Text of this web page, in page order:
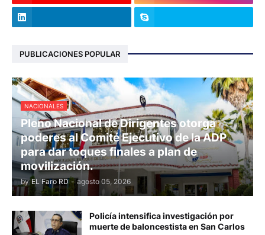
PUBLICACIONES POPULAR
NACIONALES
Pleno Nacional de Dirigentes otorga
poderes al Comité Ejecutivo de la ADP
para dar toques finales a plan de
movilización.
by EL Faro RD - agosto 05, 2026
Policía intensifica investigación por
muerte de baloncestista en San Carlos